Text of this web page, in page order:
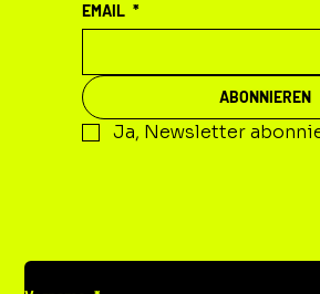
EMAIL *
ABONNIEREN
Ja, Newsletter
DEINE MITTEILUNG AN UNS